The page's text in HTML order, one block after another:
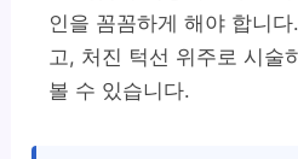
인을 꼼꼼하게 해야 합니
고, 처진 턱선 위주로 시술
볼 수 있습니다.